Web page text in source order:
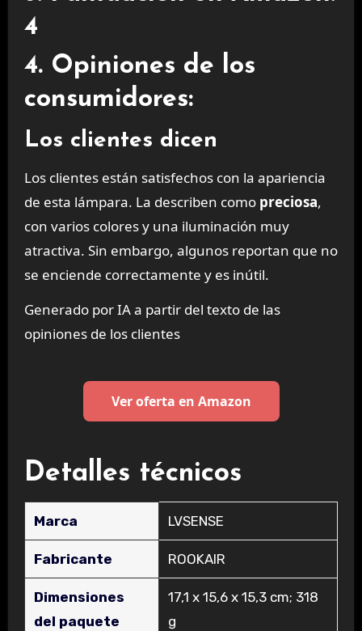
4
4. Opiniones de los
consumidores:
Los clientes dicen
Los clientes están satisfechos con la apariencia
de esta lámpara. La describen como preciosa,
con varios colores y una iluminación muy
atractiva. Sin embargo, algunos reportan que no
se enciende correctamente y es inútil.
Generado por IA a partir del texto de las
opiniones de los clientes
Ver oferta en Amazon
Detalles técnicos
Marca ‎LVSENSE
Fabricante ‎ROOKAIR
Dimensiones
del paquete
‎17,1 x 15,6 x 15,3 cm; 318
g